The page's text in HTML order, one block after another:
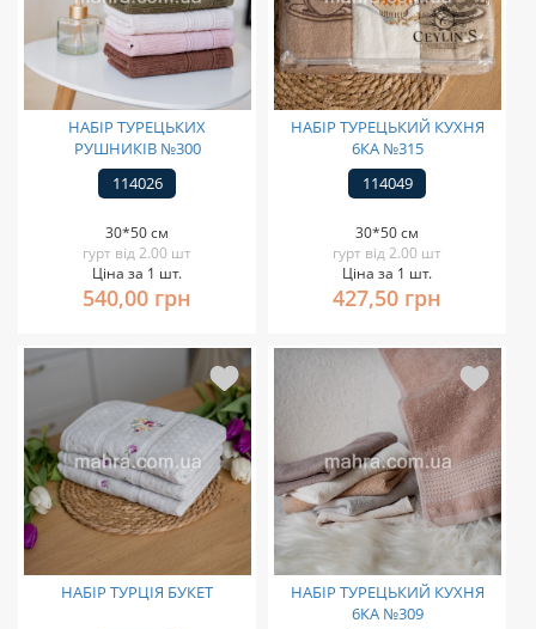
НАБІР ТУРЕЦЬКИХ
РУШНИКІВ №300
114026
30*50 см
гурт від 2.00 шт
Ціна за 1 шт.
540,00 грн
НАБІР ТУРЕЦЬКИЙ КУХНЯ
6КА №315
114049
30*50 см
гурт від 2.00 шт
Ціна за 1 шт.
427,50 грн
НАБІР ТУРЦІЯ БУКЕТ
НАБІР ТУРЕЦЬКИЙ КУХНЯ
6КА №309